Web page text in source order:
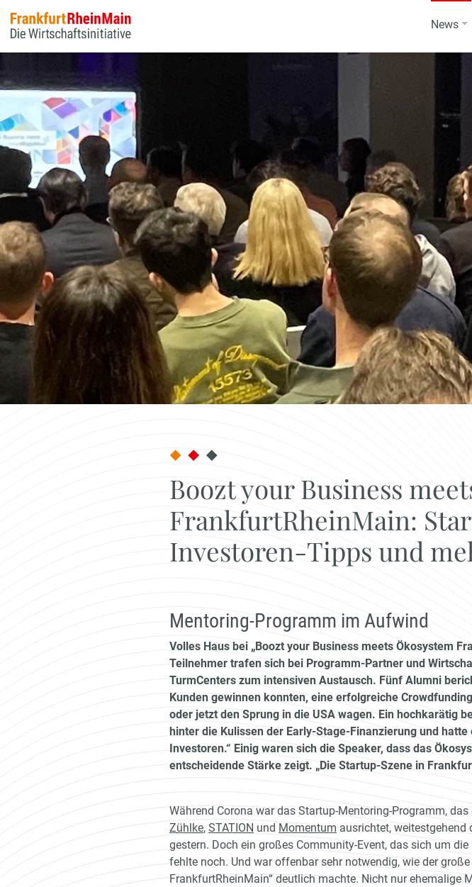
News
Boozt your Business
FrankfurtRheinMain:
Investoren-Tipps und
Mentoring-Programm im Aufwind
Volles Haus bei „Boozt your Business meets Ökosystem
Teilnehmer trafen sich bei Programm-Partner und
TurmCenters zum intensiven Austausch. Fünf Alumni
Kunden gewinnen konnten, eine erfolgreiche
oder jetzt den Sprung in die USA wagen. Ein hochkarätig
hinter die Kulissen der Early-Stage-Finanzierung und
Investoren.“ Einig waren sich die Speaker, dass das
entscheidende Stärke zeigt. „Die Startup-Szene in
Während Corona war das Startup-Mentoring-Programm,
Zühlke, STATION und Momentum ausrichtet, weitestgehend
gestern. Doch ein großes Community-Event, das sich um
fehlte noch. Und war offenbar sehr notwendig, wie der
FrankfurtRheinMain“ deutlich machte. Nicht nur ehemalige